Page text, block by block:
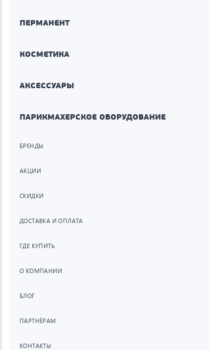
ПЕРМАНЕНТ
КОСМЕТИКА
АКСЕССУАРЫ
ПАРИКМАХЕРСКОЕ ОБОРУДОВАНИЕ
БРЕНДЫ
АКЦИИ
СКИДКИ
ДОСТАВКА И ОПЛАТА
ГДЕ КУПИТЬ
О КОМПАНИИ
БЛОГ
ПАРТНЁРАМ
КОНТАКТЫ